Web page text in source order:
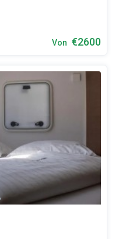
Von €2600